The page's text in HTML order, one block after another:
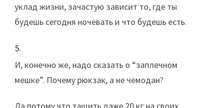
уклад жизни, зачастую зависит то, где ты
будешь сегодня ночевать и что будешь есть.
И, конечно же, надо сказать о “заплечном
мешке”. Почему рюкзак, а не чемодан?
Да потому что тащить даже 20 кг на своих